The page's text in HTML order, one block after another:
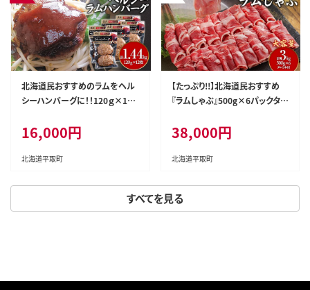
すべてを見る
北海道民おすすめのラムをヘル
シーハンバーグに！！120ｇ×12
16,000円
北海道平取町
【たっぷり!!】北海道民おすすめ
『ラムしゃぶ』500g×6パックタレ
38,000円
北海道平取町